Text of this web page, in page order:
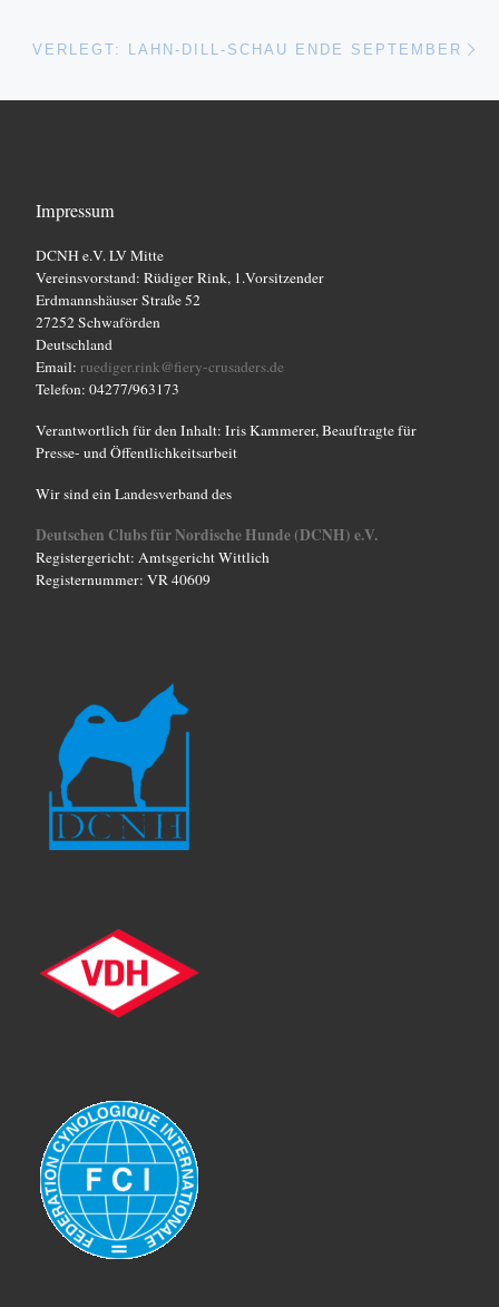
VERLEGT: LAHN-DILL-SCHAU ENDE SEPTEMBER
Impressum
DCNH e.V. LV Mitte
Vereinsvorstand: Rüdiger Rink, 1.Vorsitzender
Erdmannshäuser Straße 52
27252 Schwaförden
Deutschland
Email: ruediger.rink@fiery-crusaders.de
Telefon: 04277/963173
Verantwortlich für den Inhalt: Iris Kammerer, Beauftragte für
Presse- und Öffentlichkeitsarbeit
Wir sind ein Landesverband des
Deutschen Clubs für Nordische Hunde (DCNH) e.V.
Registergericht: Amtsgericht Wittlich
Registernummer: VR 40609